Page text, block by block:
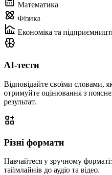
Математика
Фізика
Економіка та
AI-тести
Відповідайте своїми словами,
отримуйте оцінювання з
результат.
Різні формати
Навчайтеся у зручному
таймлайнів до аудіо та відео.